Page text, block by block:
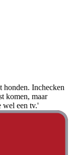
honden. Inchecken
komen, maar
wel een tv.'